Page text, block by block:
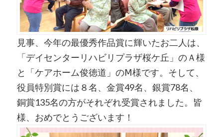
見事、今年の最優秀作品賞に輝いたお二人は、
「デイセンターリハビリプラザ桜ケ丘」のＡ様
と「ケアホーム俊徳道」のⅯ様です。そして、
役員特別賞には８名、金賞49名、銀賞78名、
銅賞135名の方がそれぞれ受賞されました。皆
様、おめでとうございます！